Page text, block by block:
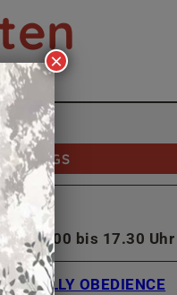
FREITAGS
16.00 bis 17.30 Uhr
RALLY OBEDIENCE
×